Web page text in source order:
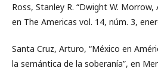
Ross, Stanley R. “Dwight W.
en The Americas vol. 14, núm. 3,
Santa Cruz, Arturo, “México en
la semántica de la soberanía”, en